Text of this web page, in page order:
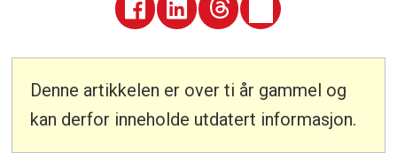
Denne artikkelen er over ti år gammel og
kan derfor inneholde utdatert informasjon.